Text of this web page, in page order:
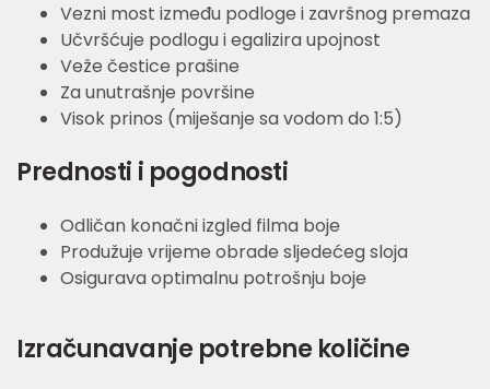
Vezni most između podloge i završnog premaza
Učvršćuje podlogu i egalizira upojnost
Veže čestice prašine
Za unutrašnje površine
Visok prinos (miješanje sa vodom do 1:5)
Prednosti i pogodnosti
Odličan konačni izgled filma boje
Produžuje vrijeme obrade sljedećeg sloja
Osigurava optimalnu potrošnju boje
Izračunavanje potrebne količine